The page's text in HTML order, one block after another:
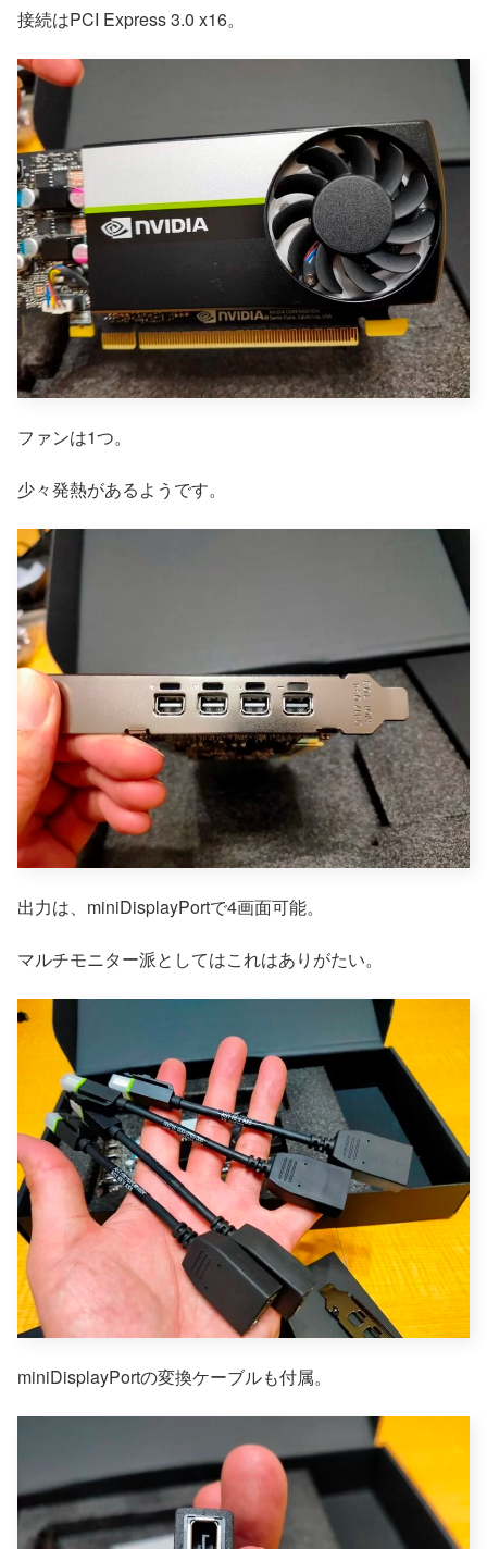
接続はPCI Express 3.0 x16。
ファンは1つ。
少々発熱があるようです。
出力は、miniDisplayPortで4画面可能。
マルチモニター派としてはこれはありがたい。
miniDisplayPortの変換ケーブルも付属。